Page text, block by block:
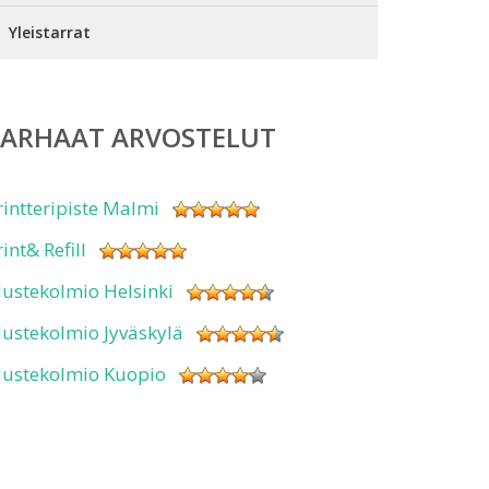
Yleistarrat
ARVOSTELUT
Malmi
Refill
Helsinki
Jyväskylä
Kuopio